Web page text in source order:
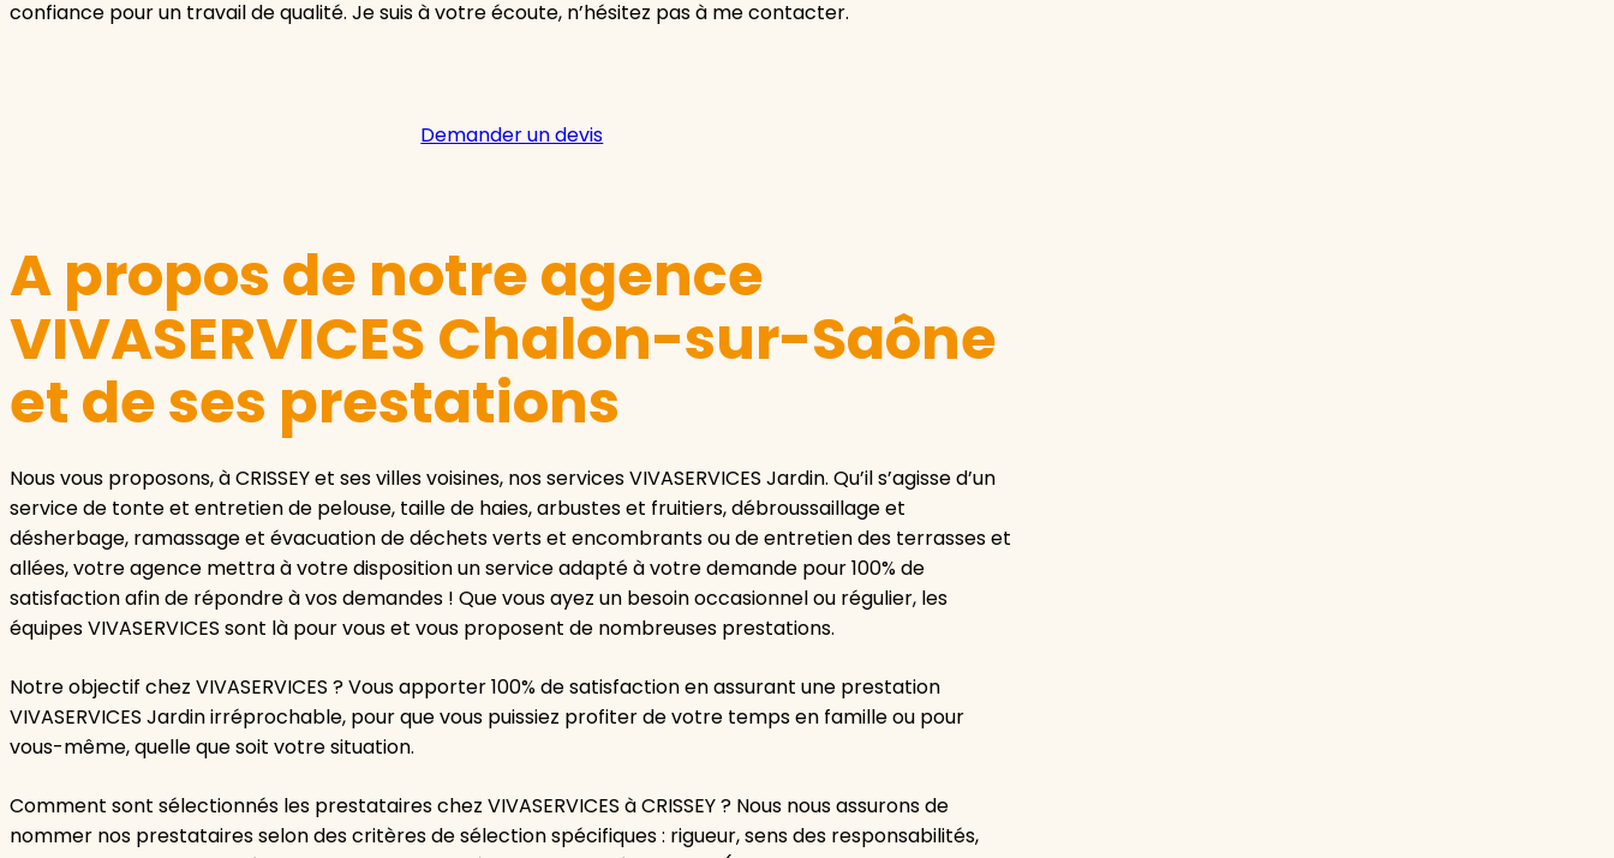
confiance pour un travail de qualité. Je suis à votre écoute, n’hésitez pas à me contacter.
Demander un devis
A propos de notre agence
VIVASERVICES Chalon-sur-Saône
et de ses prestations
Nous vous proposons, à CRISSEY et ses villes voisines, nos services VIVASERVICES Jardin. Qu’il s’agisse d’un
service de tonte et entretien de pelouse, taille de haies, arbustes et fruitiers, débroussaillage et
désherbage, ramassage et évacuation de déchets verts et encombrants ou de entretien des terrasses et
allées, votre agence mettra à votre disposition un service adapté à votre demande pour 100% de
satisfaction afin de répondre à vos demandes ! Que vous ayez un besoin occasionnel ou régulier, les
équipes VIVASERVICES sont là pour vous et vous proposent de nombreuses prestations.
Notre objectif chez VIVASERVICES ? Vous apporter 100% de satisfaction en assurant une prestation
VIVASERVICES Jardin irréprochable, pour que vous puissiez profiter de votre temps en famille ou pour
vous-même, quelle que soit votre situation.
Comment sont sélectionnés les prestataires chez VIVASERVICES à CRISSEY ? Nous nous assurons de
nommer nos prestataires selon des critères de sélection spécifiques : rigueur, sens des responsabilités,